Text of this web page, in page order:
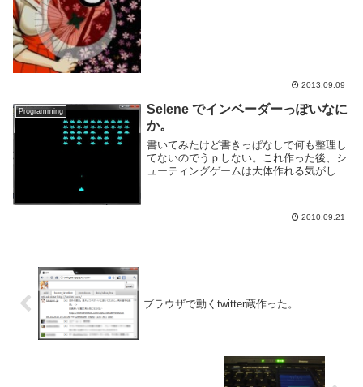
2013.09.09
Programming
Selene でインベーダーっぽいなに
か。
書いてみたけど書きっぱなしで何も整理し
てないのでうｐしない。これ作った後、シ
ューティングゲームは大体作れる気がして
2010.09.21
ブラウザで動くtwitter蔵作った。